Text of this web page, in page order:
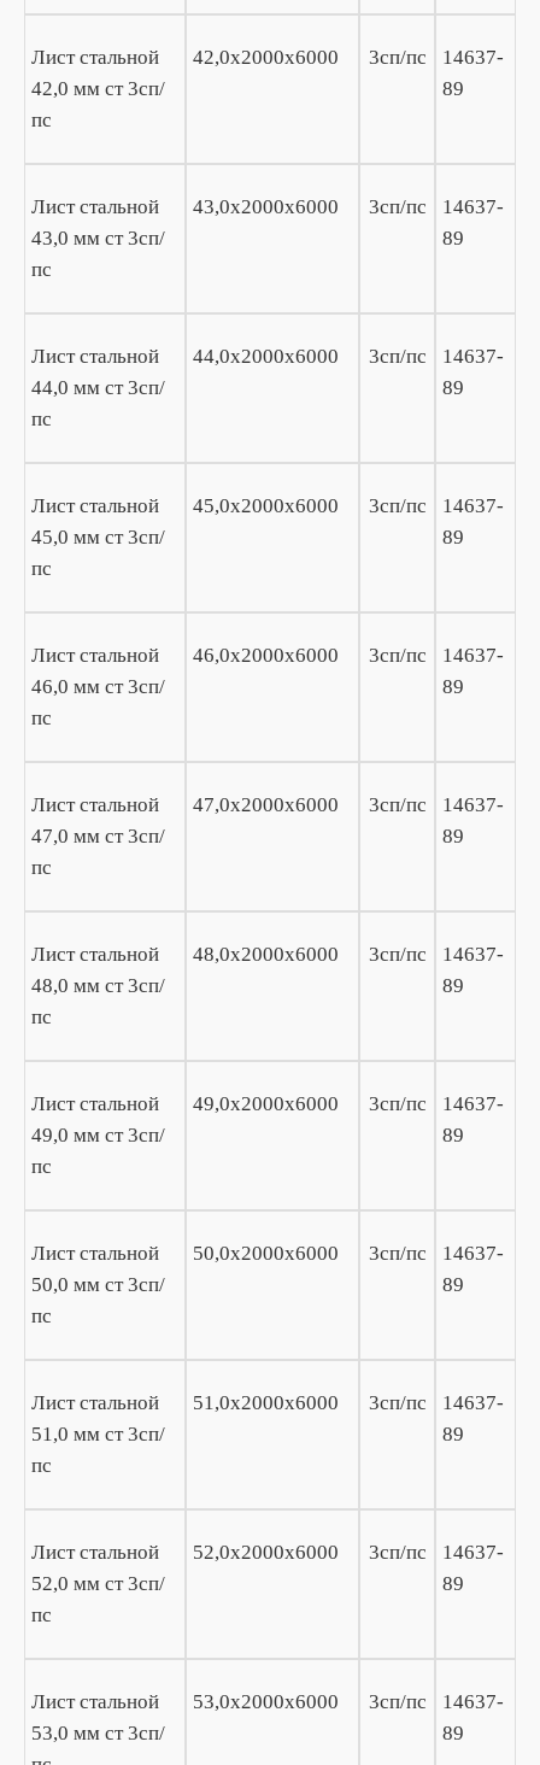
Лист стальной
42,0 мм ст 3сп/
пс
42,0х2000х6000 3сп/пс
14637-
89
Лист стальной
43,0 мм ст 3сп/
пс
43,0х2000х6000 3сп/пс
14637-
89
Лист стальной
44,0 мм ст 3сп/
пс
44,0х2000х6000 3сп/пс
14637-
89
Лист стальной
45,0 мм ст 3сп/
пс
45,0х2000х6000 3сп/пс
14637-
89
Лист стальной
46,0 мм ст 3сп/
пс
46,0х2000х6000 3сп/пс
14637-
89
Лист стальной
47,0 мм ст 3сп/
пс
47,0х2000х6000 3сп/пс
14637-
89
Лист стальной
48,0 мм ст 3сп/
пс
48,0х2000х6000 3сп/пс
14637-
89
Лист стальной
49,0 мм ст 3сп/
пс
49,0х2000х6000 3сп/пс
14637-
89
Лист стальной
50,0 мм ст 3сп/
пс
50,0х2000х6000 3сп/пс
14637-
89
Лист стальной
51,0 мм ст 3сп/
пс
51,0х2000х6000 3сп/пс
14637-
89
Лист стальной
52,0 мм ст 3сп/
пс
52,0х2000х6000 3сп/пс
14637-
89
Лист стальной
53,0 мм ст 3сп/
53,0х2000х6000 3сп/пс
14637-
89